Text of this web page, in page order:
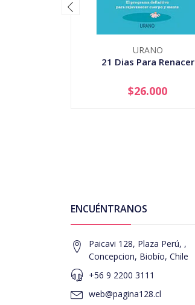
URANO
21 Dias Para Renacer
+
$26.000
ENCUÉNTRANOS
Paicavi 128, Plaza Perú, ,
Concepcion, Biobío, Chile
+56 9 2200 3111
web@pagina128.cl